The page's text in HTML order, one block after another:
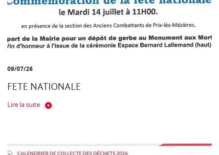
09/07/26
FETE NATIONALE
Lire la suite